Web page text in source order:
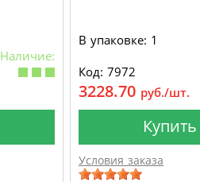
Наличие:
В упаковке: 1
Код: 7972
3228.70 руб./шт.
Купить
Условия заказа